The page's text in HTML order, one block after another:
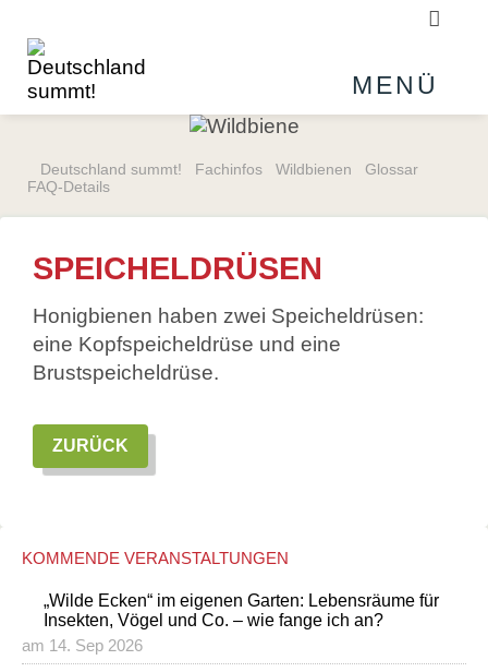
MENÜ
Deutschland summt! Fachinfos Wildbienen
Glossar
FAQ-Details
SPEICHELDRÜSEN
Honigbienen haben zwei Speicheldrüsen:
eine Kopfspeicheldrüse und eine
Brustspeicheldrüse.
ZURÜCK
KOMMENDE VERANSTALTUNGEN
„Wilde Ecken“ im eigenen Garten: Lebensräume für
Insekten, Vögel und Co. – wie fange ich an?
am 14. Sep 2026